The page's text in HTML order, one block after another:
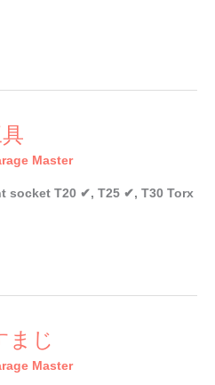
Master
socket T20 ✔︎, T25 ✔︎, T30 Torx
まじ
Master